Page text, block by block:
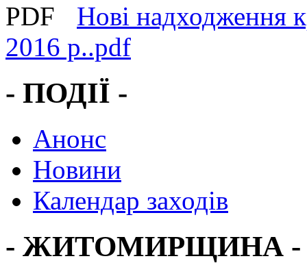
Нові надходження
2016 р..pdf
- ПОДІЇ -
Анонс
Новини
Календар заходів
- ЖИТОМИРЩИНА -